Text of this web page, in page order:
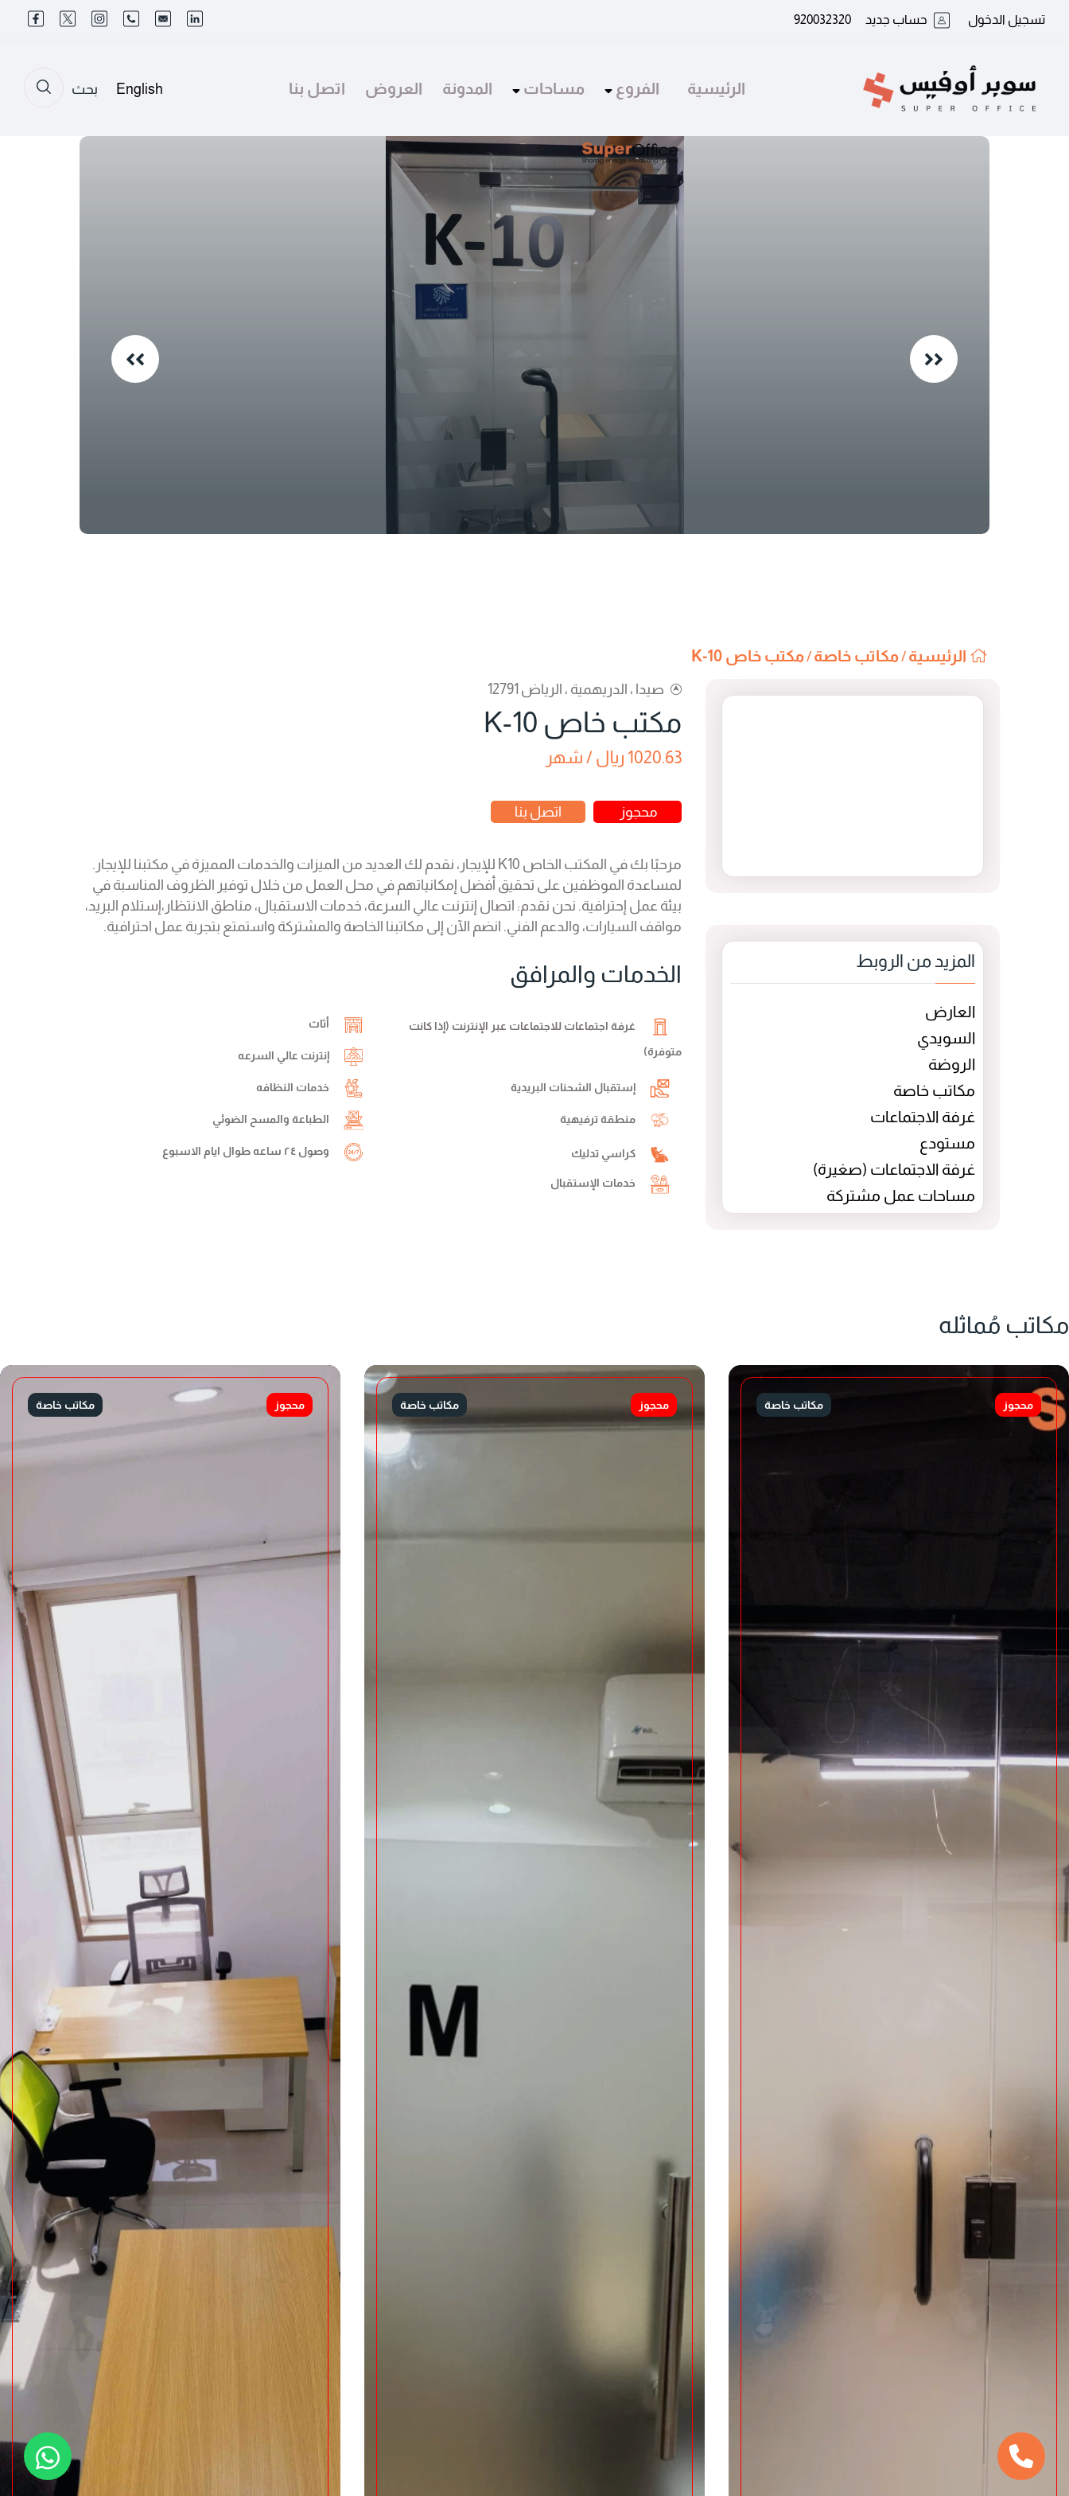
920032320 حساب جديد تسجيل الدخول
الرئيسية الفروع مساحات المدونة العروض اتصل بنا English بحث
الرئيسية /مكاتب خاصة /مكتب خاص K-10
المزيد من الروبط
العارض
السويدي
الروضة
مكاتب خاصة
غرفة الاجتماعات
مستودع
غرفة الاجتماعات (صغيرة)
مساحات عمل مشتركة
صيدا ، الدريهمية ، الرياض 12791
مكتب خاص K-10
1020.63 ريال / شهر
محجوز اتصل بنا
مرحبًا بك في المكتب الخاص K10 للإيجار، نقدم لك العديد من الميزات والخدمات المميزة في مكتبنا للإيجار.
لمساعدة الموظفين على تحقيق أفضل إمكانياتهم في محل العمل من خلال توفير الظروف المناسبة في
بيئة عمل إحترافية. نحن نقدم: اتصال إنترنت عالي السرعة، خدمات الاستقبال، مناطق الانتظار،إستلام البريد،
مواقف السيارات، والدعم الفني. انضم الآن إلى مكاتبنا الخاصة والمشتركة واستمتع بتجربة عمل احترافية.
الخدمات والمرافق
غرفة اجتماعات للاجتماعات عبر الإنترنت (إذا كانت
متوفرة)
أثاث
إنترنت عالي السرعه
إستقبال الشحنات البريدية خدمات النظافه
منطقة ترفيهية الطباعة والمسح الضوئي
كراسي تدليك وصول ٢٤ ساعه طوال ايام الاسبوع
خدمات الإستقبال
مكاتب مُماثله
مكاتب خاصة محجوز مكاتب خاصة محجوز مكاتب خاصة محجوز